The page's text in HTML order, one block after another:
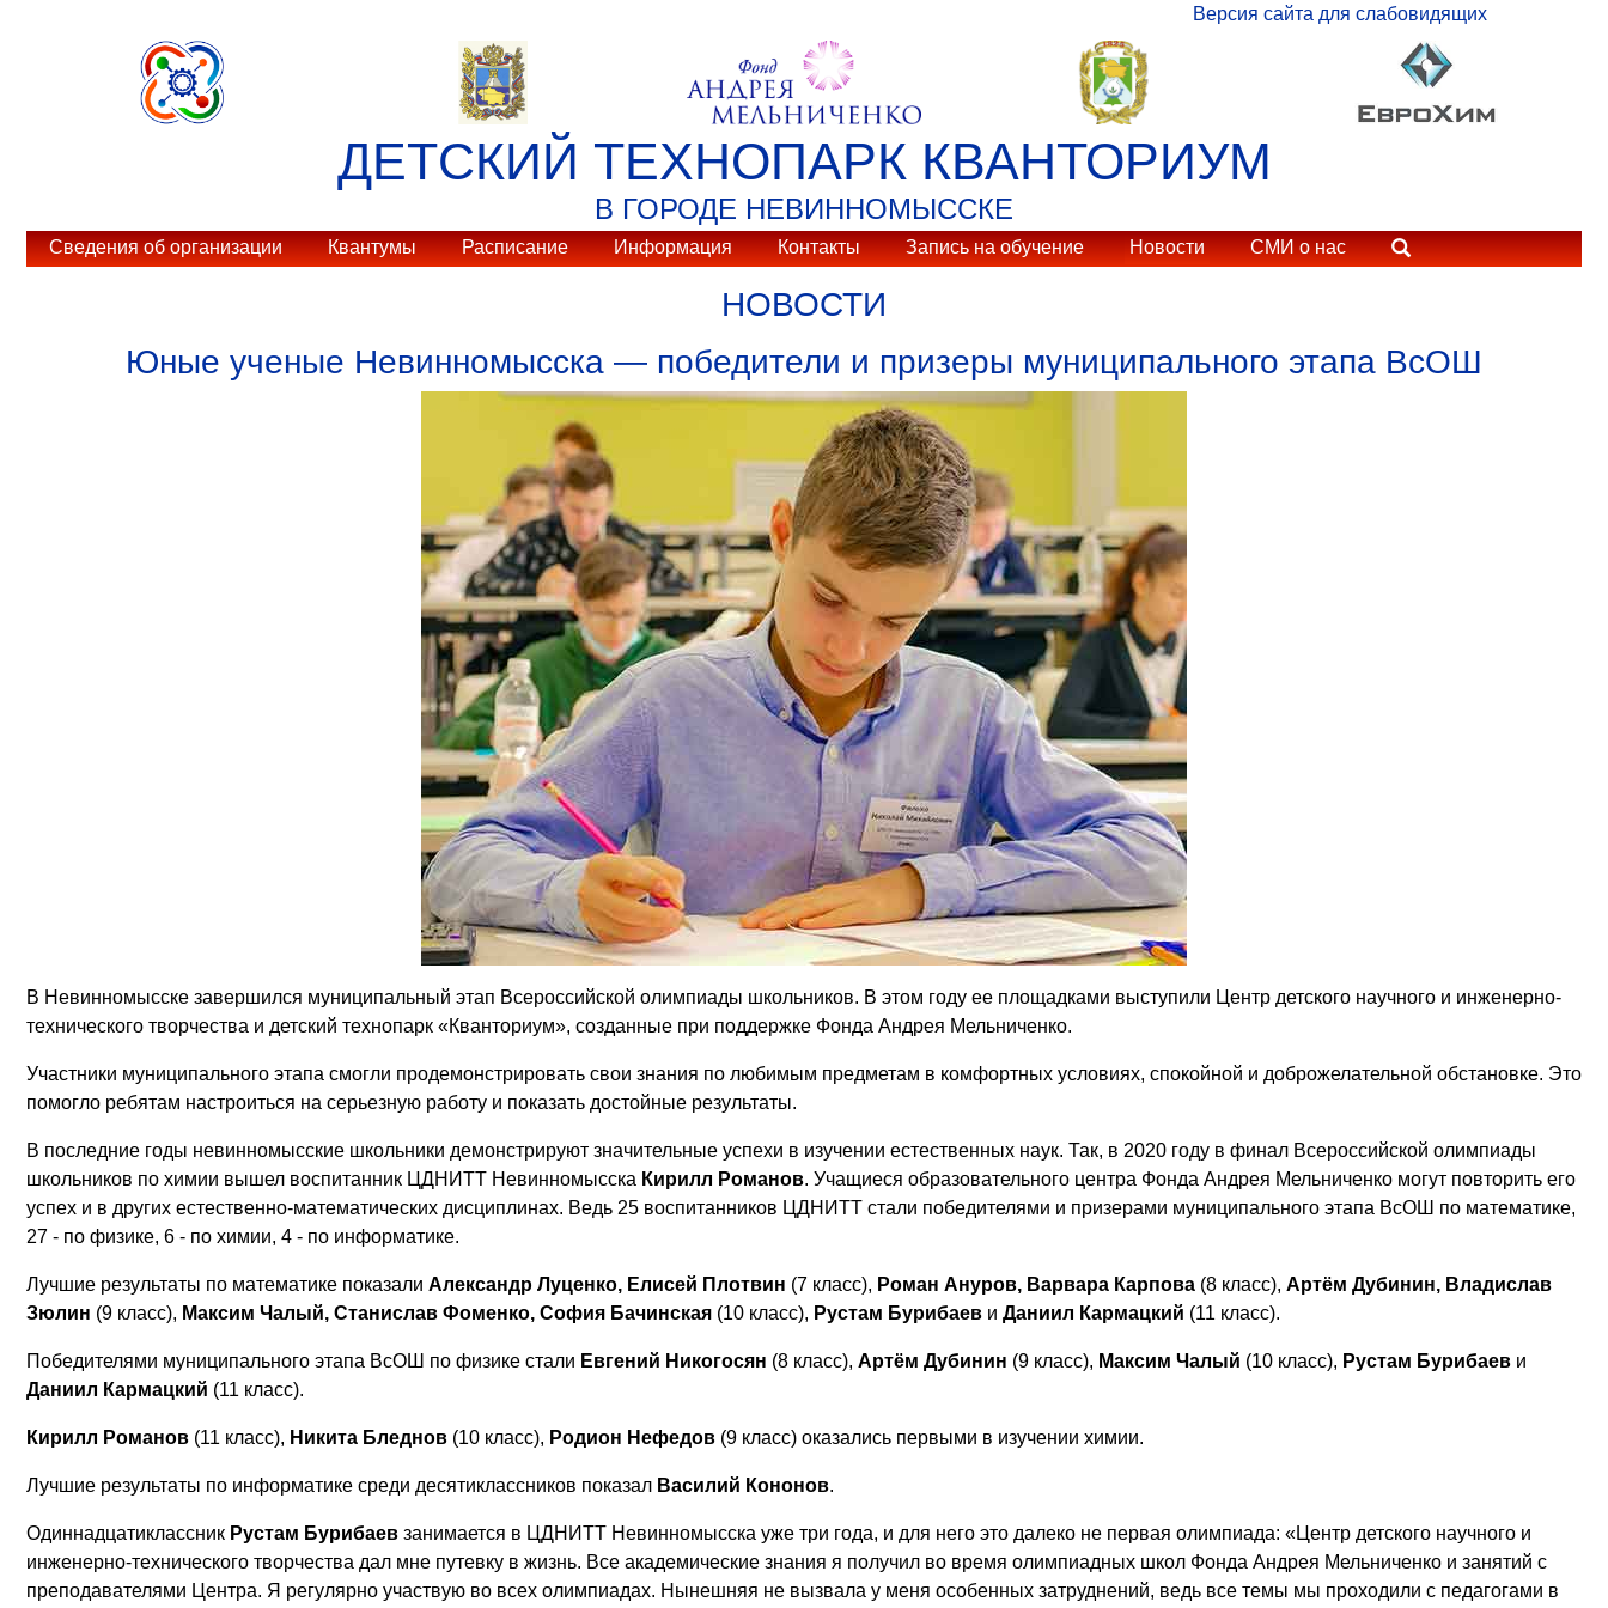
Версия сайта для слабовидящих
ДЕТСКИЙ ТЕХНОПАРК КВАНТОРИУМ
В ГОРОДЕ НЕВИННОМЫССКЕ
Сведения об организации Квантумы Расписание Информация Контакты Запись на обучение Новости СМИ о нас
НОВОСТИ
Юные ученые Невинномысска — победители и призеры муниципального этапа ВсОШ
В Невинномысске завершился муниципальный этап Всероссийской олимпиады школьников. В этом году ее площадками выступили Центр детского научного и инженерно-
технического творчества и детский технопарк «Кванториум», созданные при поддержке Фонда Андрея Мельниченко.
Участники муниципального этапа смогли продемонстрировать свои знания по любимым предметам в комфортных условиях, спокойной и доброжелательной обстановке. Это
помогло ребятам настроиться на серьезную работу и показать достойные результаты.
В последние годы невинномысские школьники демонстрируют значительные успехи в изучении естественных наук. Так, в 2020 году в финал Всероссийской олимпиады
школьников по химии вышел воспитанник ЦДНИТТ Невинномысска Кирилл Романов. Учащиеся образовательного центра Фонда Андрея Мельниченко могут повторить его
успех и в других естественно-математических дисциплинах. Ведь 25 воспитанников ЦДНИТТ стали победителями и призерами муниципального этапа ВсОШ по математике,
27 - по физике, 6 - по химии, 4 - по информатике.
Лучшие результаты по математике показали Александр Луценко, Елисей Плотвин (7 класс), Роман Ануров, Варвара Карпова (8 класс), Артём Дубинин, Владислав
Зюлин (9 класс), Максим Чалый, Станислав Фоменко, София Бачинская (10 класс), Рустам Бурибаев и Даниил Кармацкий (11 класс).
Победителями муниципального этапа ВсОШ по физике стали Евгений Никогосян (8 класс), Артём Дубинин (9 класс), Максим Чалый (10 класс), Рустам Бурибаев и
Даниил Кармацкий (11 класс).
Кирилл Романов (11 класс), Никита Бледнов (10 класс), Родион Нефедов (9 класс) оказались первыми в изучении химии.
Лучшие результаты по информатике среди десятиклассников показал Василий Кононов.
Одиннадцатиклассник Рустам Бурибаев занимается в ЦДНИТТ Невинномысска уже три года, и для него это далеко не первая олимпиада: «Центр детского научного и
инженерно-технического творчества дал мне путевку в жизнь. Все академические знания я получил во время олимпиадных школ Фонда Андрея Мельниченко и занятий с
преподавателями Центра. Я регулярно участвую во всех олимпиадах. Нынешняя не вызвала у меня особенных затруднений, ведь все темы мы проходили с педагогами в